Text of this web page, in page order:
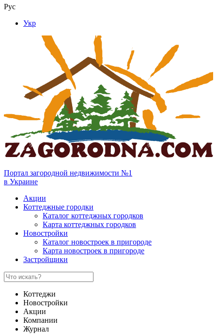
Рус
Укр
Портал загородной недвижимости №1
в Украине
Акции
Коттеджные городки
Каталог коттеджных городков
Карта коттеджных городков
Новостройки
Каталог новостроек в пригороде
Карта новостроек в пригороде
Застройщики
Коттеджи
Новостройки
Акции
Компании
Журнал